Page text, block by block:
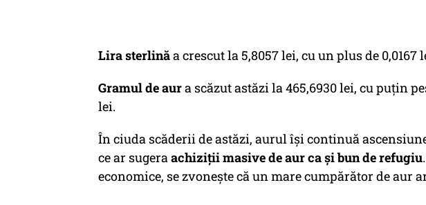
Lira sterlinăa crescut la 5,8057 lei, cu un plus de 0,0167
Gramul de aura scăzut astăzi la 465,6930 lei, cu puțin
lei.
În ciuda scăderii de astăzi, aurul își continuă
ce ar sugeraachiziții masive de aur ca și bun de refugiu
economice, se zvonește că un mare cumpărător de aur